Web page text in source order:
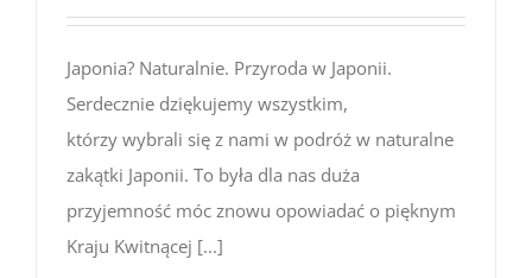
Japonia? Naturalnie. Przyroda w Japonii.
Serdecznie dziękujemy wszystkim,
którzy wybrali się z nami w podróż w naturalne
zakątki Japonii. To była dla nas duża
przyjemność móc znowu opowiadać o pięknym
Kraju Kwitnącej [...]